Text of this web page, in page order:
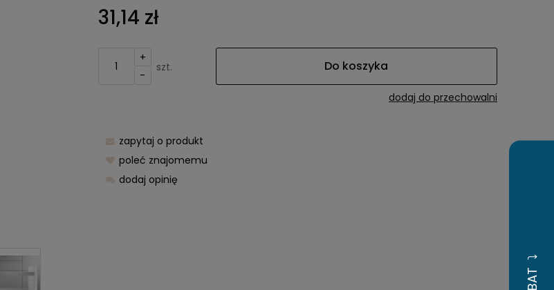
31,14 zł
+
-
szt. Do koszyka
dodaj do przechowalni
zapytaj o produkt
poleć znajomemu
dodaj opinię